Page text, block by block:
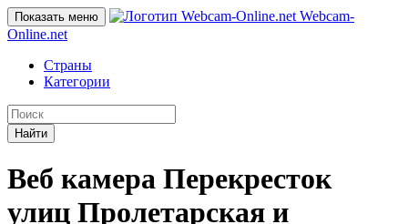
Показать меню
Webcam-
Online.net
Страны
Категории
Найти
Веб камера Перекресток
улиц Пролетарская и